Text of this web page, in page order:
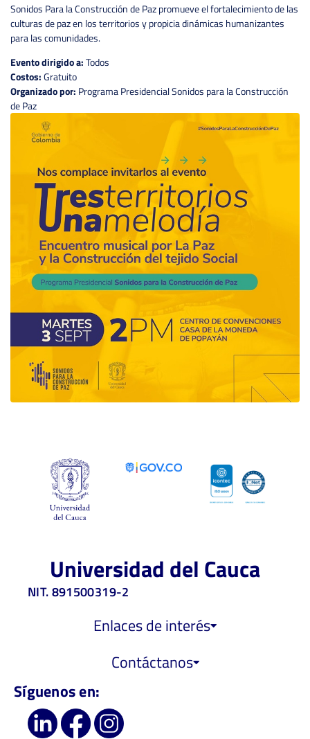
Sonidos Para la Construcción de Paz promueve el fortalecimiento de las
culturas de paz en los territorios y propicia dinámicas humanizantes
para las comunidades.
Evento dirigido a:Todos
Costos:Gratuito
Organizado por: Programa Presidencial Sonidos para la Construcción
de Paz
Universidad del Cauca
NIT. 891500319-2
Enlaces de interés
Contáctanos
Síguenos en: